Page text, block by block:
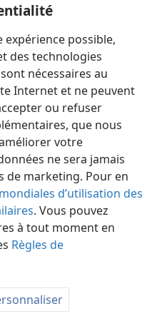
possible,
des technologies
nécessaires au
Internet et ne peuvent
ou refuser
que nous
votre
ne sera jamais
de marketing. Pour en
d’utilisation des
. Vous pouvez
à tout moment en
Règles de
Préférences
Tract Society of Pennsylvania
Règles de confidentialité
JW.ORG Se connecter